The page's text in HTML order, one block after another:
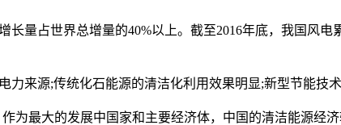
占世界总增量的40%以上。截至2016年底，我国风电
源;传统化石能源的清洁化利用效果明显;新型节能技术
最大的发展中国家和主要经济体，中国的清洁能源经济